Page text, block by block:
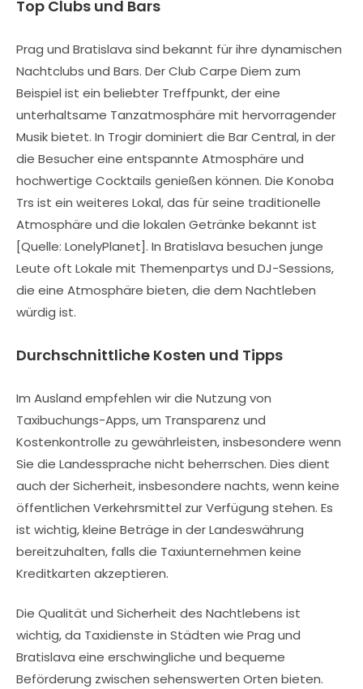
Top Clubs und Bars
Prag und Bratislava sind bekannt für ihre dynamischen
Nachtclubs und Bars. Der Club Carpe Diem zum
Beispiel ist ein beliebter Treffpunkt, der eine
unterhaltsame Tanzatmosphäre mit hervorragender
Musik bietet. In Trogir dominiert die Bar Central, in der
die Besucher eine entspannte Atmosphäre und
hochwertige Cocktails genießen können. Die Konoba
Trs ist ein weiteres Lokal, das für seine traditionelle
Atmosphäre und die lokalen Getränke bekannt ist
[Quelle: LonelyPlanet]. In Bratislava besuchen junge
Leute oft Lokale mit Themenpartys und DJ-Sessions,
die eine Atmosphäre bieten, die dem Nachtleben
würdig ist.
Durchschnittliche Kosten und Tipps
Im Ausland empfehlen wir die Nutzung von
Taxibuchungs-Apps, um Transparenz und
Kostenkontrolle zu gewährleisten, insbesondere wenn
Sie die Landessprache nicht beherrschen. Dies dient
auch der Sicherheit, insbesondere nachts, wenn keine
öffentlichen Verkehrsmittel zur Verfügung stehen. Es
ist wichtig, kleine Beträge in der Landeswährung
bereitzuhalten, falls die Taxiunternehmen keine
Kreditkarten akzeptieren.
Die Qualität und Sicherheit des Nachtlebens ist
wichtig, da Taxidienste in Städten wie Prag und
Bratislava eine erschwingliche und bequeme
Beförderung zwischen sehenswerten Orten bieten.